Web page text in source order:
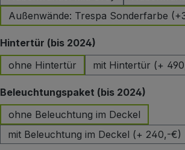
Außenwände: Trespa Sonderfarbe
Hintertür (bis 2024)
ohne Hintertür
mit Hintertür (+
Beleuchtungspaket (bis 2024)
ohne Beleuchtung im Deckel
mit Beleuchtung im Deckel (+ 240,-€)